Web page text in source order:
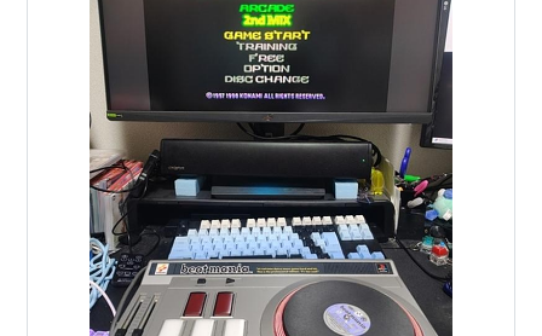
曲が終わって一定以上のゲージがあればOK。
なお、このルールは兄弟作のIIDX・IIIも同じ。
特殊ルール
モードやバージョンなどで特殊なルールも存在してい
EXPERT
2ndMIXまではゲージそのもののシステムは増減量に違
いがあるものの、ノーマルと変わらないが3rdMIXより